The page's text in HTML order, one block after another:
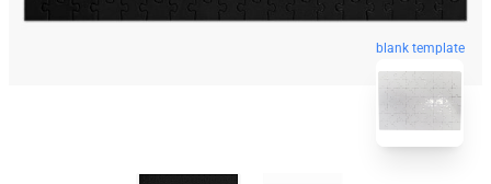
blank template